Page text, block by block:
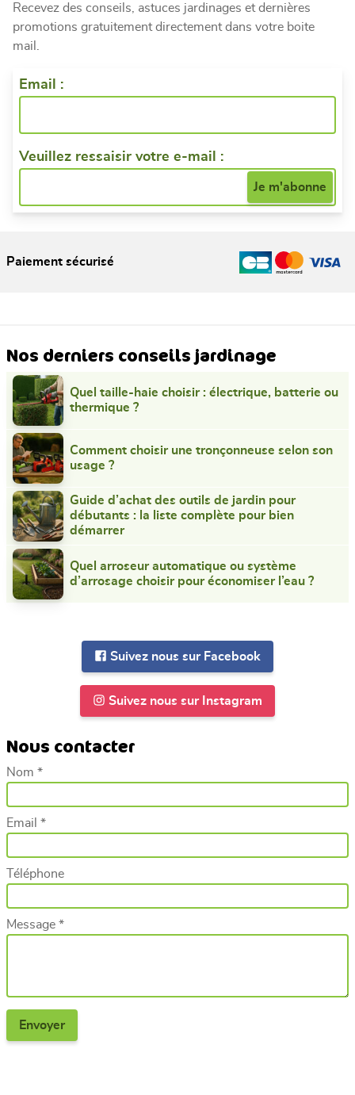
Recevez des conseils, astuces jardinages et dernières
promotions gratuitement directement dans votre boite
mail.
Email :
Veuillez ressaisir votre e-mail :
Paiement sécurisé
Nos derniers conseils jardinage
Quel taille-haie choisir : électrique, batterie ou
thermique ?
Comment choisir une tronçonneuse selon son
usage ?
Guide d’achat des outils de jardin pour
débutants : la liste complète pour bien
démarrer
Quel arroseur automatique ou système
d’arrosage choisir pour économiser l’eau ?
Suivez nous sur Facebook
Suivez nous sur Instagram
Nous contacter
Nom *
Email *
Téléphone
Message *